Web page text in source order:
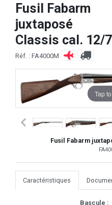
Fusil Fabarm
juxtaposé
Classis cal. 12/
Réf. : FA4000M
Tap
Fusil Fabarm
Caractéristiques
Bascule :